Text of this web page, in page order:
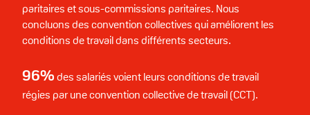
paritaires et sous-commissions paritaires. Nous
concluons des convention collectives qui améliorent les
conditions de travail dans différents secteurs.
96%des salariés voient leurs conditions de travail
régies par une convention collective de travail (CCT).